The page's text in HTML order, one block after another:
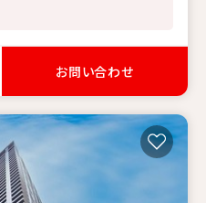
お問い合わせ